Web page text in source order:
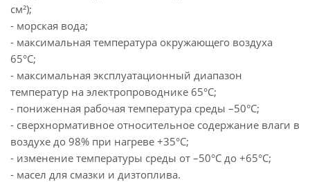
см²);
- морская вода;
- максимальная температура окружающего воздуха
65°С;
- максимальная эксплуатационный диапазон
температур на электропроводнике 65°С;
- пониженная рабочая температура среды –50°С;
- сверхнормативное относительное содержание влаги в
воздухе до 98% при нагреве +35°С;
- изменение температуры среды от –50°С до +65°С;
- масел для смазки и дизтоплива.